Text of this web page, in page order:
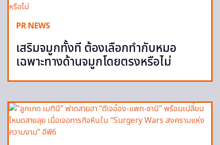
PR NEWS
เสริมจมูกทั้งที ต้องเลือกทำกับหมอ
เฉพาะทางด้านจมูกโดยตรงหรือไม่